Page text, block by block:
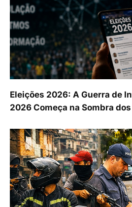
Eleições 2026: A Guerra de
2026 Começa na Sombra